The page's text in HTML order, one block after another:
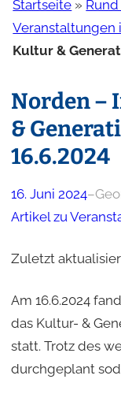
Startseite »
Veranstaltungen
Kultur &
Norden –
&
16.6.2024
16. Juni 2024–
Artikel zu
Zuletzt
Am 16.6.2024
das Kultur- &
statt. Trotz des
durchgeplant